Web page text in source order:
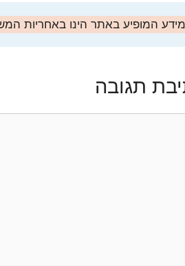
המופיע באתר הינו באחריות
תגובה